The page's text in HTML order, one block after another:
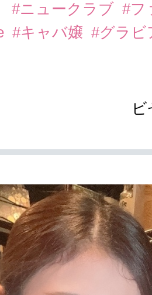
#ニュークラブ #フ
#キャバ嬢 #グラ